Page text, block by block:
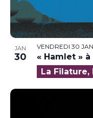
JAN
30
VENDREDI 30
« Hamlet »
La Filature,